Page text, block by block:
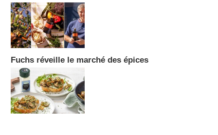
Fuchs réveille le marché des épices